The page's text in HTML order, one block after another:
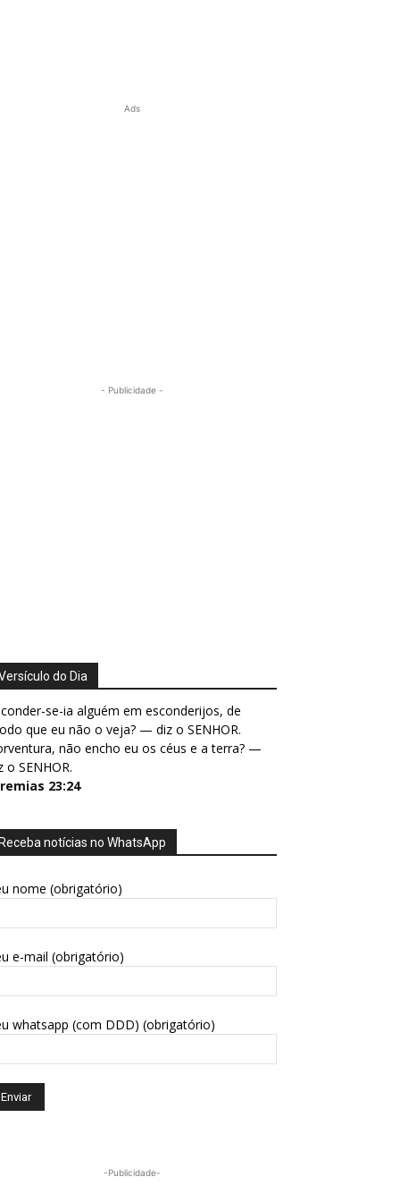
Ads
- Publicidade -
do Dia
se-ia alguém em esconderijos, de
que eu não o veja? — diz o SENHOR.
não encho eu os céus e a terra? —
o SENHOR.
23:24
Receba notícias no WhatsApp
nome (obrigatório)
e-mail (obrigatório)
whatsapp (com DDD) (obrigatório)
-Publicidade-